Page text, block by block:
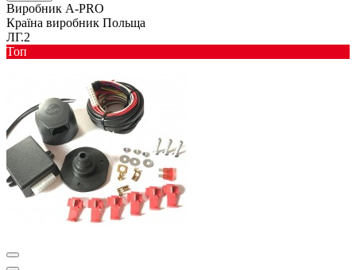
Виробник A-PRO
Країна виробник Польща
ЛГ.2
Toп